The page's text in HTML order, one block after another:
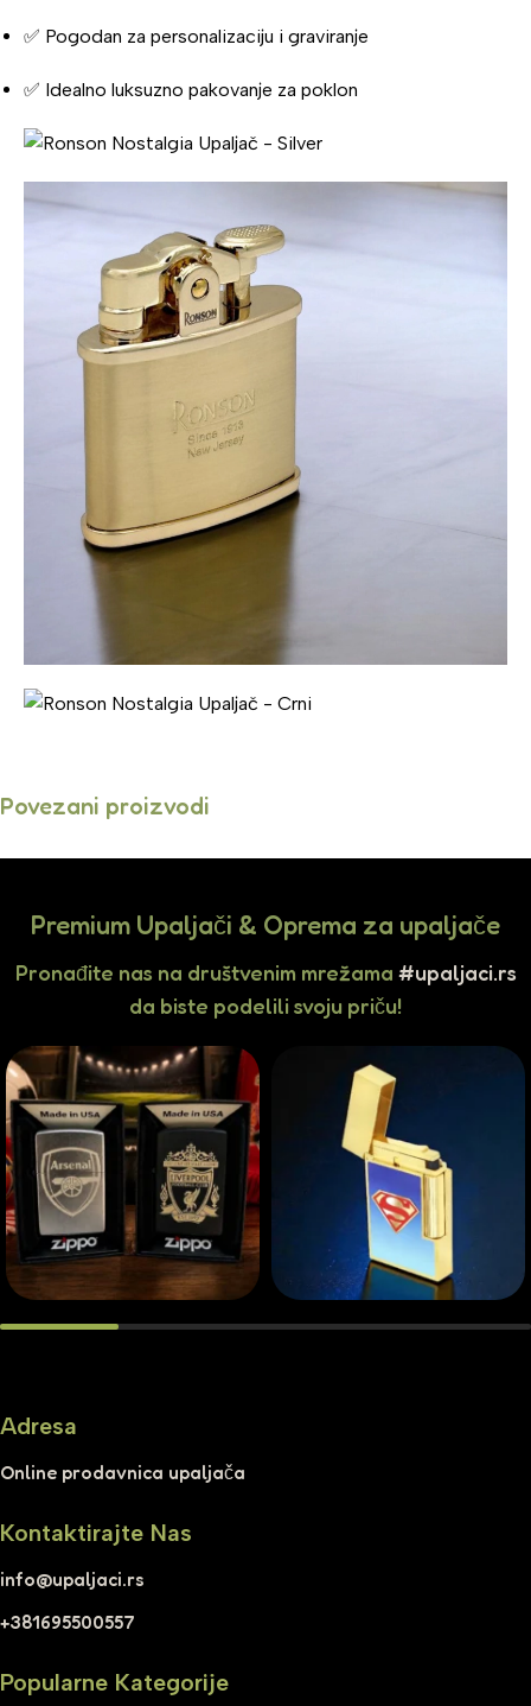
✅ Pogodan za personalizaciju i graviranje
✅ Idealno luksuzno pakovanje za poklon
Povezani proizvodi
Premium Upaljači & Oprema za upaljače
Pronađite nas na društvenim mrežama #upaljaci.rs
da biste podelili svoju priču!
Adresa
Online prodavnica upaljača
Kontaktirajte Nas
info@upaljaci.rs
+381695500557
Popularne Kategorije